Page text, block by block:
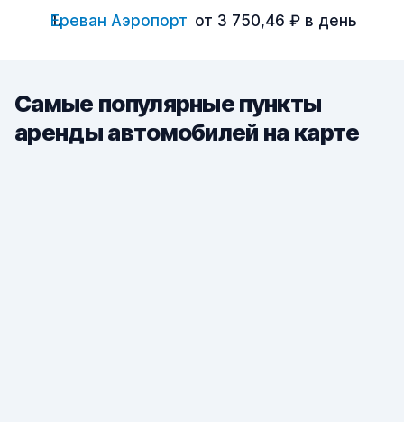
Ереван Аэропорт от 3 750,46 ₽ в день
Самые популярные пункты
аренды автомобилей на карте